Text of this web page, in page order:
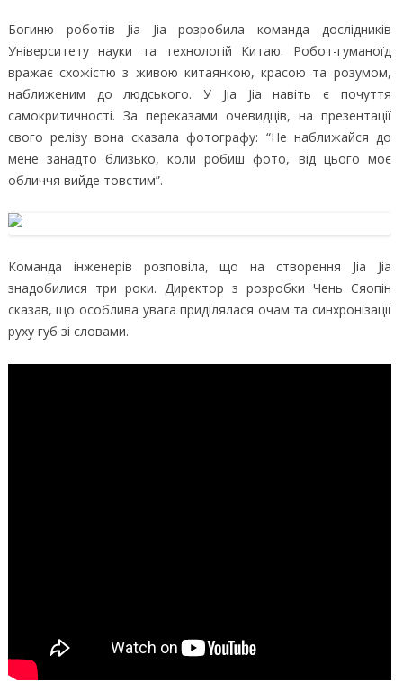
Богиню роботів Jia Jia розробила команда дослідників
Університету науки та технологій Китаю. Робот-гуманоїд
вражає схожістю з живою китаянкою, красою та розумом,
наближеним до людського. У Jia Jia навіть є почуття
самокритичності. За переказами очевидців, на презентації
свого релізу вона сказала фотографу: “Не наближайся до
мене занадто близько, коли робиш фото, від цього моє
обличчя вийде товстим”.
Команда інженерів розповіла, що на створення Jia Jia
знадобилися три роки. Директор з розробки Чень Сяопін
сказав, що особлива увага приділялася очам та синхронізації
руху губ зі словами.